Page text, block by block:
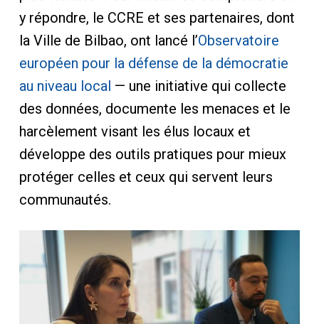
y répondre, le CCRE et ses partenaires, dont
la Ville de Bilbao, ont lancé l’Observatoire
européen pour la défense de la démocratie
au niveau local — une initiative qui collecte
des données, documente les menaces et le
harcèlement visant les élus locaux et
développe des outils pratiques pour mieux
protéger celles et ceux qui servent leurs
communautés.